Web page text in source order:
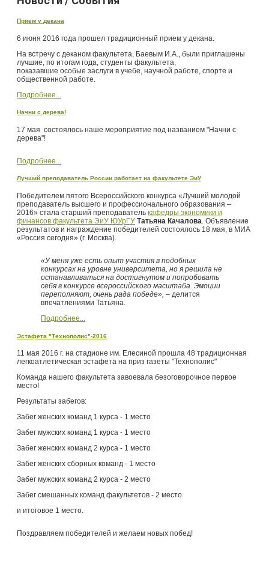
Прием у декана
6 июня 2016 года прошел традиционный прием у декана.
На встречу с деканом факультета, Баевым И.А., были приглашены
лучшие, по итогам года, студенты факультета,
показавшие особые заслуги в учебе, научной работе, спорте и
общественной работе.
Подробнее...
Начни с дерева!
17 мая состоялось наше мероприятие под названием "Начни с
дерева"!
Подробнее...
Лучший преподаватель России работает на факультете ЭиУ
Победителем пятого Всероссийского конкурса «Лучший молодой
преподаватель высшего и профессионального образования –
2016» стала старший преподаватель кафедры экономики и
финансов факультета ЭиУ ЮУрГУ Татьяна Качалова. Объявление
результатов и награждение победителей состоялось 18 мая, в МИА
«Россия сегодня» (г. Москва).
«У меня уже есть опыт участия в подобных
конкурсах на уровне университета, но я решила не
останавливаться на достигнутом и попробовать
себя в конкурсе всероссийского масштаба. Эмоции
переполняют, очень рада победе», – делится
впечатлениями Татьяна.
Подробнее...
Эстафета "Технополис"-2016
11 мая 2016 г. на стадионе им. Елесиной прошла 48 традиционная
легкоатлетическая эстафета на приз газеты "Технополис"
Команда нашего факультета завоевала безоговорочное первое
место!
Результаты забегов:
Забег женских команд 1 курса - 1 место
Забег мужских команд 1 курса - 1 место
Забег женских команд 2 курса - 1 место
Забег женских сборных команд - 1 место
Забег мужских команд 2 курса - 2 место
Забег смешанных команд факультетов - 2 место
и итоговое 1 место.
Поздравляем победителей и желаем новых побед!